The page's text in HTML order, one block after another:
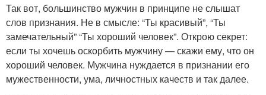
Так вот, большинство мужчин в принципе не слышат
слов признания. Не в смысле: “Ты красивый”, “Ты
замечательный” “Ты хороший человек”. Открою секрет:
если ты хочешь оскорбить мужчину — скажи ему, что он
хороший человек. Мужчина нуждается в признании его
мужественности, ума, личностных качеств и так далее.